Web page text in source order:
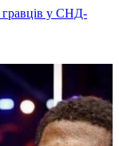
гравців у СНД-